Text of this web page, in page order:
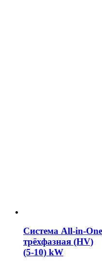
Система All-in-One
трёхфазная (HV)
(5-10) kW